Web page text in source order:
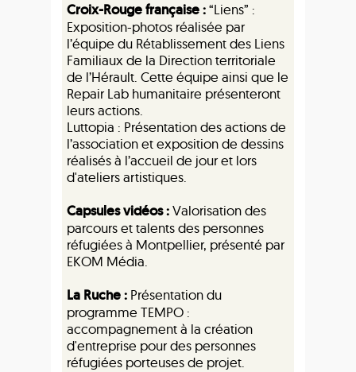
Croix-Rouge française :“Liens” :
Exposition-photos réalisée par
l’équipe du Rétablissement des Liens
Familiaux de la Direction territoriale
de l’Hérault. Cette équipe ainsi que le
Repair Lab humanitaire présenteront
leurs actions.
Luttopia : Présentation des actions de
l’association et exposition de dessins
réalisés à l’accueil de jour et lors
d'ateliers artistiques.
Capsules vidéos :Valorisation des
parcours et talents des personnes
réfugiées à Montpellier, présenté par
EKOM Média.
La Ruche : Présentation du
programme TEMPO :
accompagnement à la création
d'entreprise pour des personnes
réfugiées porteuses de projet.